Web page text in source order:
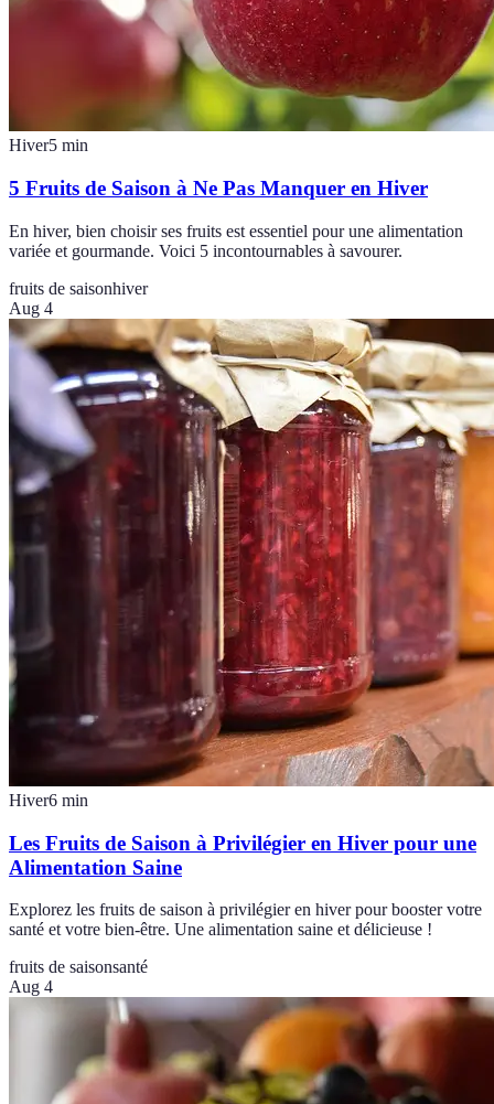
Hiver5 min
5 Fruits de Saison à Ne Pas Manquer en Hiver
En hiver, bien choisir ses fruits est essentiel pour une alimentation
variée et gourmande. Voici 5 incontournables à savourer.
fruits de saisonhiver
Aug 4
Hiver6 min
Les Fruits de Saison à Privilégier en Hiver pour une
Alimentation Saine
Explorez les fruits de saison à privilégier en hiver pour booster votre
santé et votre bien-être. Une alimentation saine et délicieuse !
fruits de saisonsanté
Aug 4